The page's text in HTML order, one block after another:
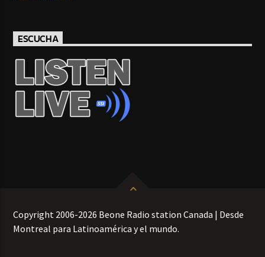
ESCUCHA
Copyright 2006-2026 Beone Radio station Canada | Desde
Montreal para Latinoamérica y el mundo.